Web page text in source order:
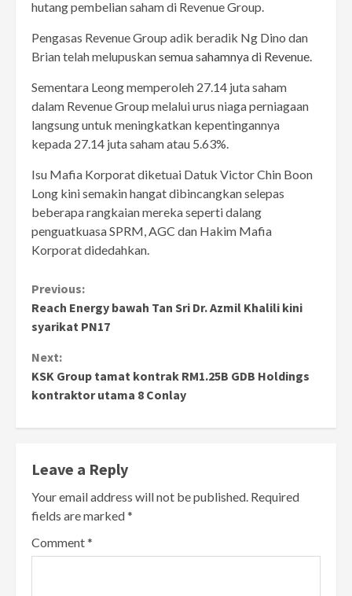
hutang pembelian saham di Revenue Group.
Pengasas Revenue Group adik beradik Ng Dino dan
Brian telah melupuskansemua sahamnya di Revenue.
Sementara Leong memperoleh 27.14 juta saham
dalam Revenue Group melalui urus niaga perniagaan
langsung untuk meningkatkan kepentingannya
kepada 27.14 juta saham atau 5.63%.
Isu Mafia Korporat diketuai Datuk Victor Chin Boon
Long kini semakin hangat dibincangkan selepas
beberapa rangkaian mereka seperti dalang
penguatkuasa SPRM, AGC dan Hakim Mafia
Korporat didedahkan.
Continue
Reading
Previous:
Reach Energy bawah Tan Sri Dr. Azmil Khalili kini
syarikat PN17
Next:
KSK Group tamat kontrak RM1.25B GDB Holdings
kontraktor utama 8 Conlay
Leave a Reply
Your email address will not be published. Required
fields are marked*
Comment*